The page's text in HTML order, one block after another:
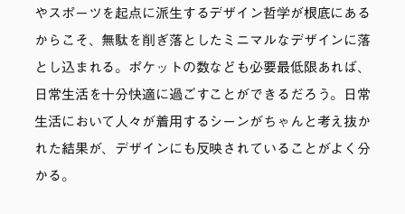
やスポーツを起点に派生するデザイン哲学が根底にある
からこそ、無駄を削ぎ落としたミニマルなデザインに落
とし込まれる。ポケットの数なども必要最低限あれば、
日常生活を十分快適に過ごすことができるだろう。日常
生活において人々が着用するシーンがちゃんと考え抜か
れた結果が、デザインにも反映されていることがよく分
かる。